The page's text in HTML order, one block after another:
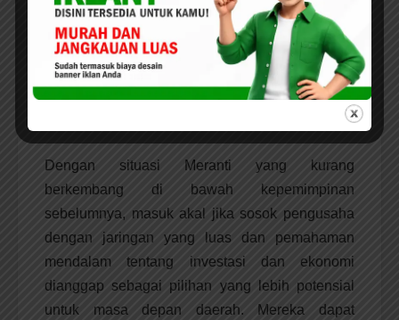
Pengusaha yang sukses biasanya memahami
pentingnya tata kelola yang baik, transparansi,
dan akuntabilitas dalam menjalankan bisnis.
Dengan kepemimpinan yang lebih bersih dan
profesional, kemungkinan korupsi dan
Dengan situasi Meranti yang kurang
berkembang di bawah kepemimpinan
sebelumnya, masuk akal jika sosok pengusaha
dengan jaringan yang luas dan pemahaman
mendalam tentang investasi dan ekonomi
dianggap sebagai pilihan yang lebih potensial
untuk masa depan daerah. Mereka dapat